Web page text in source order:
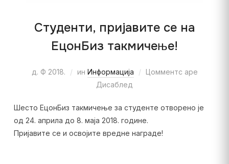
Студенти, пријавите се на
ЕцонБиз такмичење!
д. Ф 2018. ин Информација
Цомментс аре
Дисаблед
Шесто ЕцонБиз такмичење за студенте отворено је
од 24. априла до 8. маја 2018. године.
Пријавите се и освојите вредне награде!